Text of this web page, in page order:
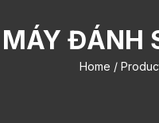
MÁY ĐÁNH
Home /